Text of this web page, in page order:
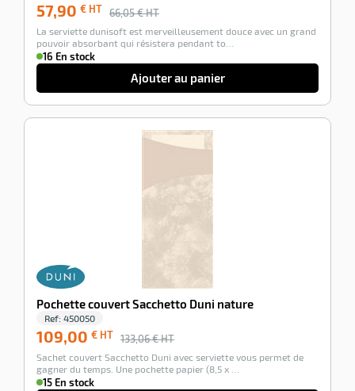
57,90 € HT 66,05 € HT
La serviette dunisoft est merveilleusement douce avec un grand
pouvoir absorbant qui résistera pendant to…
16 En stock
Ajouter au panier
Pochette couvert Sacchetto Duni nature
Ref: 450050
109,00 € HT 133,06 € HT
Sachet couvert Sacchetto Duni avec serviette vous permet de
gagner du temps. Une pochette papier (8,5 x …
15 En stock